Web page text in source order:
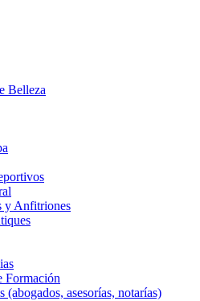
Belleza
y Anfitriones
Formación
(abogados, asesorías, notarías)